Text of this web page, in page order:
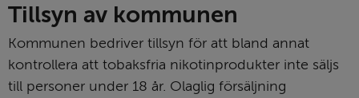
Tillsyn av kommunen
Kommunen bedriver tillsyn för att bland annat
kontrollera att tobaksfria nikotinprodukter inte säljs
till personer under 18 år. Olaglig försäljning